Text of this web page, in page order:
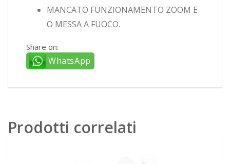
MANCATO FUNZIONAMENTO ZOOM E
O MESSA A FUOCO.
Share on:
WhatsApp
Prodotti correlati